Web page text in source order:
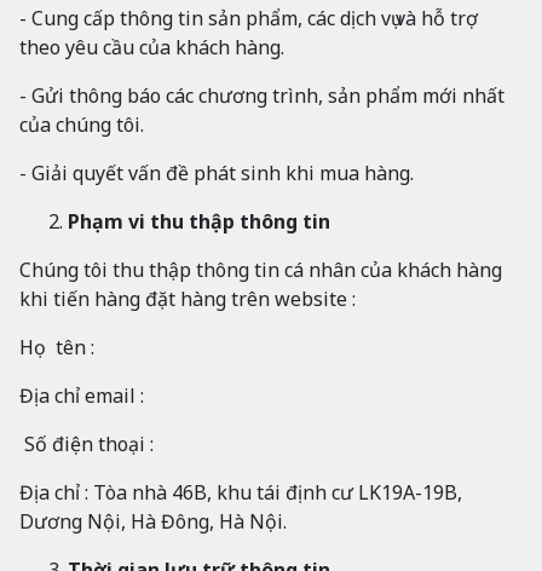
- Cung cấp thông tin sản phẩm, các dịch vụ và hỗ trợ
theo yêu cầu của khách hàng.
- Gửi thông báo các chương trình, sản phẩm mới nhất
của chúng tôi.
- Giải quyết vấn đề phát sinh khi mua hàng.
Phạm vi thu thập thông tin
Chúng tôi thu thập thông tin cá nhân của khách hàng
khi tiến hàng đặt hàng trên website :
Họ tên :
Địa chỉ email :
Số điện thoại :
Địa chỉ : Tòa nhà 46B, khu tái định cư LK19A-19B,
Dương Nội, Hà Đông, Hà Nội.